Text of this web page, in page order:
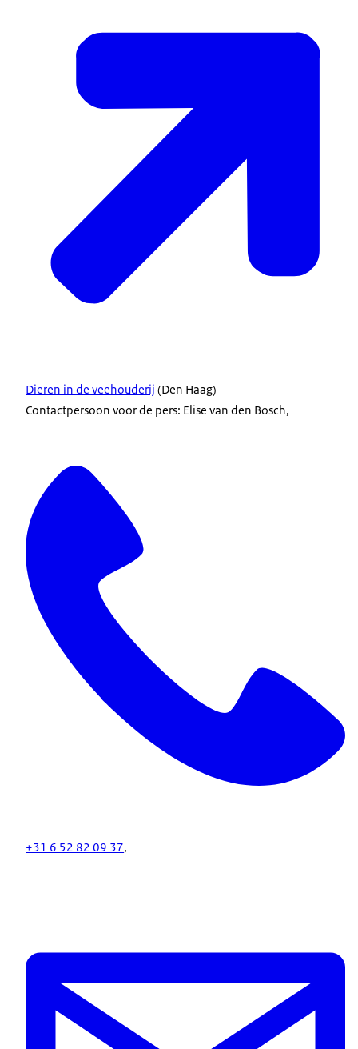
Dieren in de veehouderij (Den Haag)
Contactpersoon voor de pers: Elise van den Bosch,
+31 6 52 82 09 37,